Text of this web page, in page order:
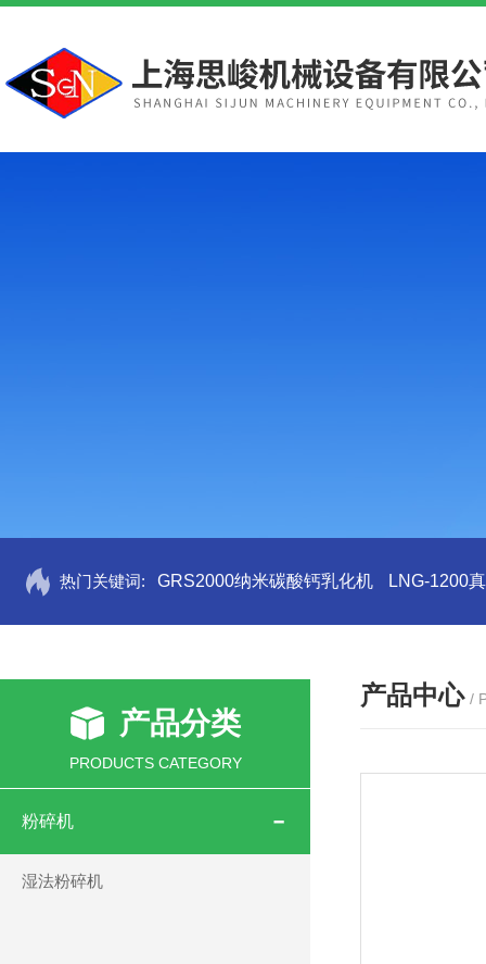
热门关键词: GRS2000纳米碳酸钙乳化机 LNG-1200
产品分类
PRODUCTS CATEGORY
粉碎机
湿法粉碎机
产品中心 /